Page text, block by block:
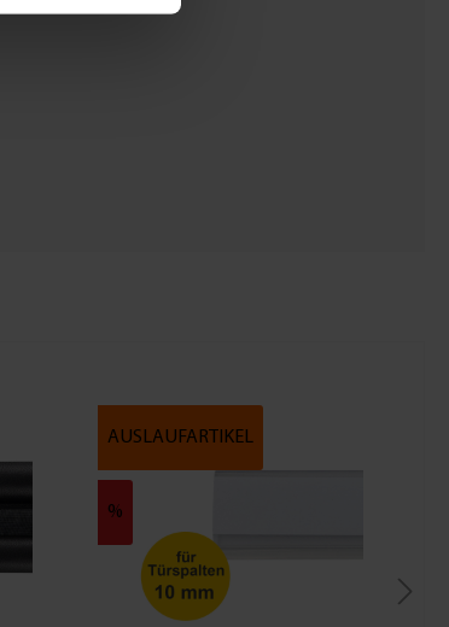
AUSLAUFARTIKEL
%